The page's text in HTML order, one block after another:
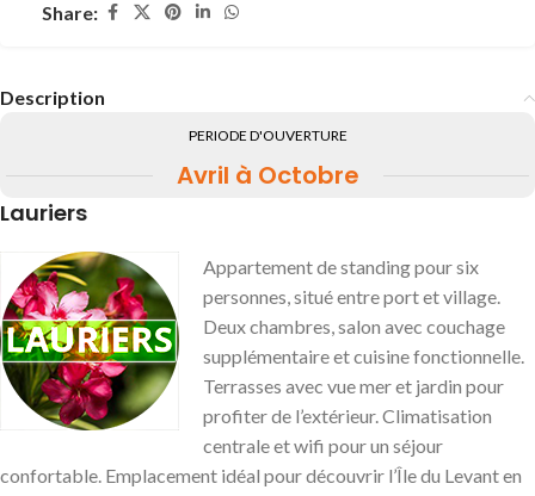
Share:
Description
PERIODE D'OUVERTURE
Avril à Octobre
Lauriers
Appartement de standing pour six
personnes, situé entre port et village.
Deux chambres, salon avec couchage
supplémentaire et cuisine fonctionnelle.
Terrasses avec vue mer et jardin pour
profiter de l’extérieur. Climatisation
centrale et wifi pour un séjour
confortable. Emplacement idéal pour découvrir l’Île du Levant en